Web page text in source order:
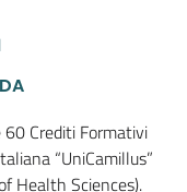
Crediti Formativi
“UniCamillus”
Health Sciences).